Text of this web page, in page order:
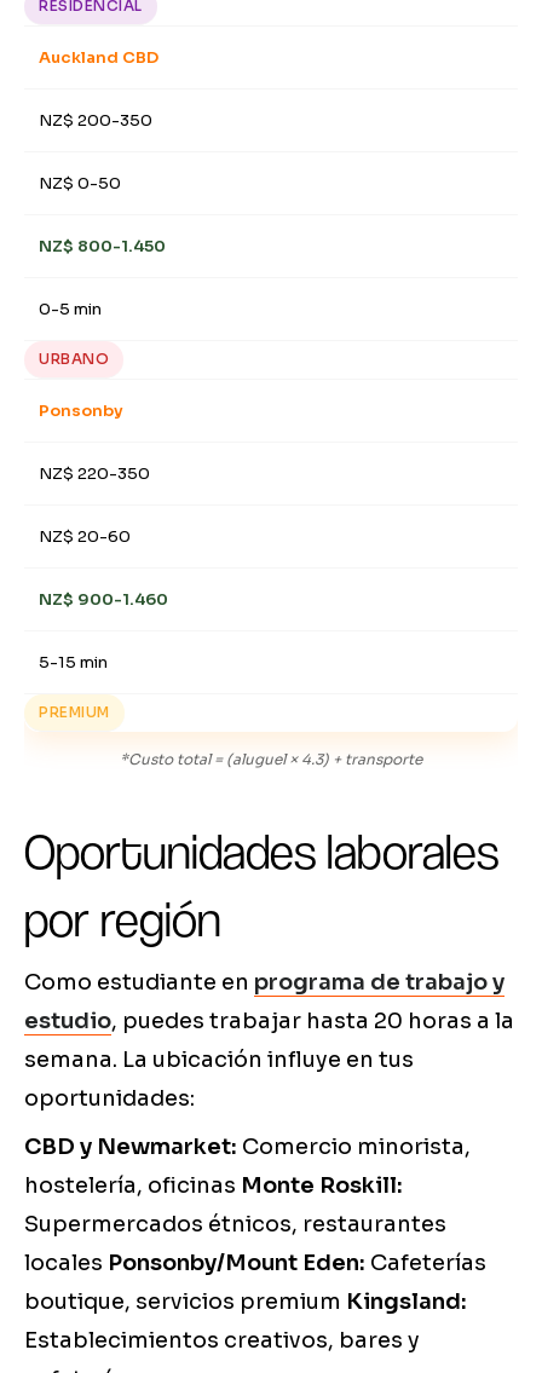
RESIDENCIAL
Auckland CBD
NZ$ 200-350
NZ$ 0-50
NZ$ 800-1.450
0-5 min
URBANO
Ponsonby
NZ$ 220-350
NZ$ 20-60
NZ$ 900-1.460
5-15 min
PREMIUM
*Custo total = (aluguel × 4.3) + transporte
Oportunidades laborales
por región
Como estudiante en programa de trabajo y
estudio, puedes trabajar hasta 20 horas a la
semana. La ubicación influye en tus
oportunidades:
CBD y Newmarket: Comercio minorista,
hostelería, oficinas Monte Roskill:
Supermercados étnicos, restaurantes
locales Ponsonby/Mount Eden: Cafeterías
boutique, servicios premium Kingsland:
Establecimientos creativos, bares y